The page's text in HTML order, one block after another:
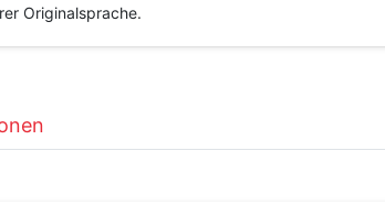
Originalsprache.